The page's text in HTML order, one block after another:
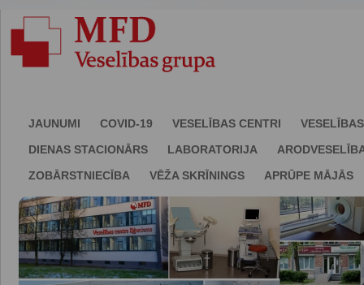
JAUNUMI COVID-19 VESELĪBAS CENTRI
DIENAS STACIONĀRS
LABORATORIJA
ZOBĀRSTNIECĪBA
VĒŽA SKRĪNINGS APRŪPE MĀJĀS